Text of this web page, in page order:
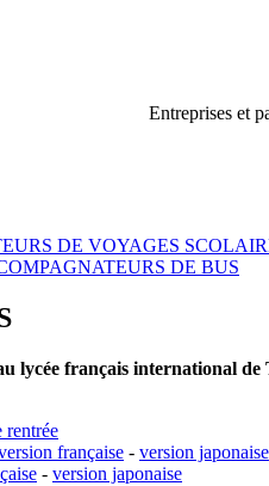
Entreprises et
DE VOYAGES
DE BUS
lycée français international de
rentrée
française - version japonaise
- version japonaise